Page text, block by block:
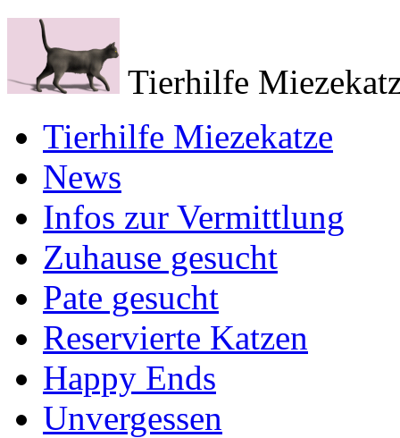
Tierhilfe
Tierhilfe Miezekatze
News
Infos zur Vermittlung
Zuhause gesucht
Pate gesucht
Reservierte Katzen
Happy Ends
Unvergessen